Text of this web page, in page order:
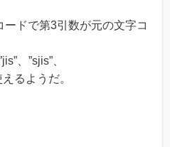
ドで第3引数が元の文字コ
、”sjis”、
えるようだ。